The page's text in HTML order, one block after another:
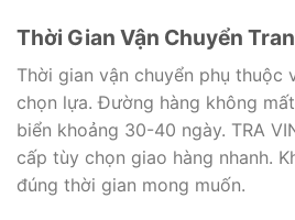
Thời Gian Vận Chuyển
Thời gian vận chuyển phụ thuộc
chọn lựa. Đường hàng không
biển khoảng 30-40 ngày. TRA
cấp tùy chọn giao hàng nhanh.
đúng thời gian mong muốn.